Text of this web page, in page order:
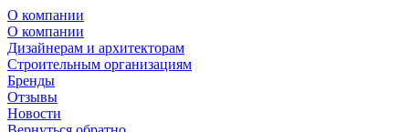
О компании
О компании
Дизайнерам и архитекторам
Строительным организациям
Бренды
Отзывы
Новости